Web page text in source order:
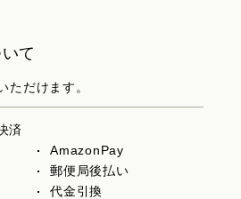
て
ただけます。
済
AmazonPay
郵便局後払い
代金引換